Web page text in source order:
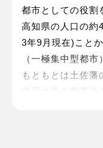
都市としての役割
高知県の人口の約
3年9月現在)こと
（一極集中型都
もともとは土佐藩
内最大級の商業